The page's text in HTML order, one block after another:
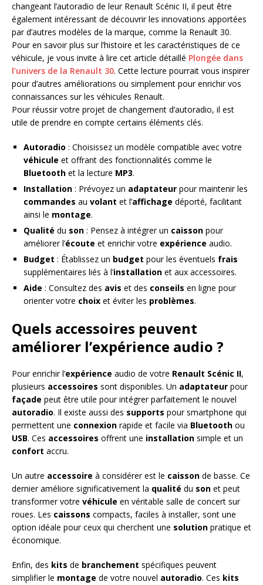
changeant l’autoradio de leur Renault Scénic II, il peut être
également intéressant de découvrir les innovations apportées
par d’autres modèles de la marque, comme la Renault 30.
Pour en savoir plus sur l’histoire et les caractéristiques de ce
véhicule, je vous invite à lire cet article détaillé Plongée dans
l’univers de la Renault 30. Cette lecture pourrait vous inspirer
pour d’autres améliorations ou simplement pour enrichir vos
connaissances sur les véhicules Renault.
Pour réussir votre projet de changement d’autoradio, il est
utile de prendre en compte certains éléments clés.
Autoradio : Choisissez un modèle compatible avec votre
véhicule et offrant des fonctionnalités comme le
Bluetooth et la lecture MP3.
Installation : Prévoyez un adaptateur pour maintenir les
commandes au volant et l’affichage déporté, facilitant
ainsi le montage.
Qualité du son : Pensez à intégrer un caisson pour
améliorer l’écoute et enrichir votre expérience audio.
Budget : Établissez un budget pour les éventuels frais
supplémentaires liés à l’installation et aux accessoires.
Aide : Consultez des avis et des conseils en ligne pour
orienter votre choix et éviter les problèmes.
Quels accessoires peuvent
améliorer l’expérience audio ?
Pour enrichir l’expérience audio de votre Renault Scénic II,
plusieurs accessoires sont disponibles. Un adaptateur pour
façade peut être utile pour intégrer parfaitement le nouvel
autoradio. Il existe aussi des supports pour smartphone qui
permettent une connexion rapide et facile via Bluetooth ou
USB. Ces accessoires offrent une installation simple et un
confort accru.
Un autre accessoire à considérer est le caisson de basse. Ce
dernier améliore significativement la qualité du son et peut
transformer votre véhicule en véritable salle de concert sur
roues. Les caissons compacts, faciles à installer, sont une
option idéale pour ceux qui cherchent une solution pratique et
économique.
Enfin, des kits de branchement spécifiques peuvent
simplifier le montage de votre nouvel autoradio. Ces kits